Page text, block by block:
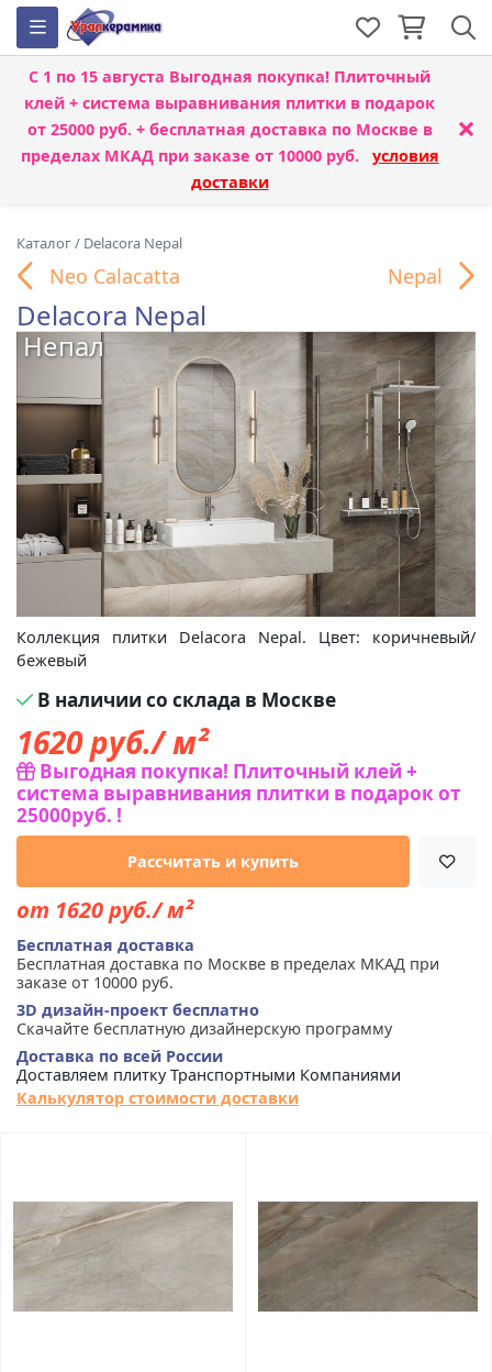
С 1 по 15 августа Выгодная покупка! Плиточный
клей + система выравнивания плитки в подарок
от 25000 руб. + бесплатная доставка по Москве в
пределах МКАД при заказе от 10000 руб. условия
доставки
×
Каталог/ Delacora Nepal
Neo Calacatta Nepal
Delacora Nepal
Непал
Коллекция плитки Delacora Nepal. Цвет: коричневый/
бежевый
В наличии со склада в Москве
1620руб./ м²
Выгодная покупка! Плиточный клей +
система выравнивания плитки в подарок от
25000руб. !
Рассчитать и купить
от 1620 руб./ м²
Бесплатная доставка
Бесплатная доставка по Москве в пределах МКАД при
заказе от 10000 руб.
3D дизайн-проект бесплатно
Скачайте бесплатную дизайнерскую программу
Доставка по всей России
Доставляем плитку Транспортными Компаниями
Калькулятор стоимости доставки